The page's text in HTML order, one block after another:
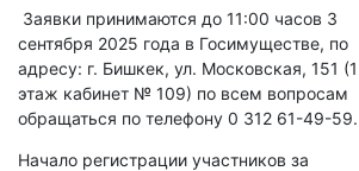
Заявки принимаются до 11:00 часов 3
сентября 2025 года в Госимуществе, по
адресу: г. Бишкек, ул. Московская, 151
этаж кабинет № 109) по всем вопросам
обращаться по телефону 0 312 61-49-59.
Начало регистрации участников за